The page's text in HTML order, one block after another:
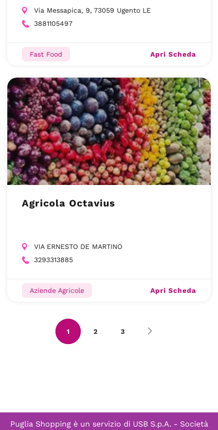
Via Messapica, 9, 73059 Ugento LE
3881105497
Fast Food Apri Scheda
Agricola Octavius
VIA ERNESTO DE MARTINO
3293313885
Aziende Agricole Apri Scheda
1 2 3
Puglia Shopping è un servizio di USB S.p.A. - Società